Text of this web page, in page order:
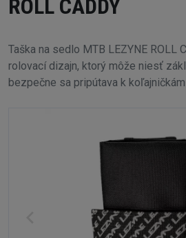
ROLL CADDY
Taška na sedlo MTB LEZYNE ROLL
rolovací dizajn, ktorý môže niesť
bezpečne sa pripútava k